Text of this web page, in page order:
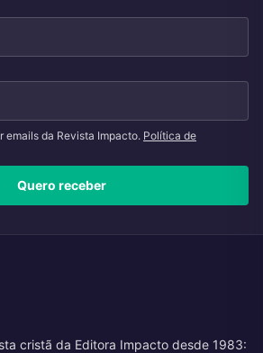
emails da Revista Impacto. Política de
Quero receber
cristã da Editora Impacto desde 1983: